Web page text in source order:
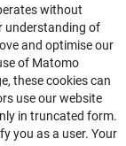
without
understanding of
and optimise our
of Matomo
these cookies can
use our website
in truncated form.
you as a user. Your